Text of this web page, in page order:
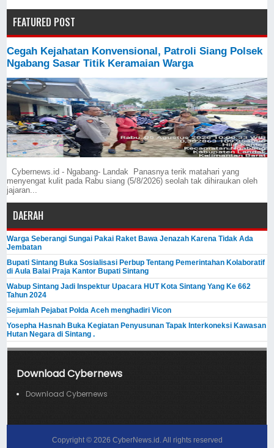
FEATURED POST
Cegah Kejahatan Konvensional, Patroli Siang Polsek
Ngabang Sasar Titik Keramaian Warga
Cybernews.id - Ngabang- Landak Panasnya terik matahari yang
menyengat kulit pada Rabu siang (5/8/2026) seolah tak dihiraukan oleh
jajaran...
DAERAH
Warga Seberangi Sungai Pakai Raket Bawa Jenazah Karena Tidak Ada
Jembatan
Bupati Sintang Buka Sosialisasi Perbup Tentang Pemerintahan Kolaboratif
di Aula Balai Praja Kantor Bupati Sintang
Wabup Sintang Jadi Inspektur Upacara HUT Kota Sintang Yang Ke 662
Tahun 2024
Sejumlah Pejabat Polda Aceh menghadiri Vicon
Yosepha Hasnah Buka Kegiatan Penyusunan Tapak Interkoneksi Kawasan
Hutan Negara di Sintang .
Download Cybernews
Download Cybernews
Copyright © 2026 CyberNews.id . All rights reserved